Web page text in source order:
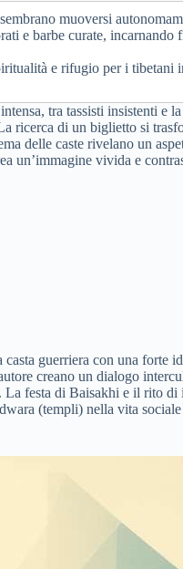
muoversi
e barbe curate,
e rifugio per i
tra tassisti insistenti e
ricerca di un biglietto si
delle caste rivelano un
vivida e
guerriera con una
creano un dialogo
festa di Baisakhi e il rito
(templi) nella vita